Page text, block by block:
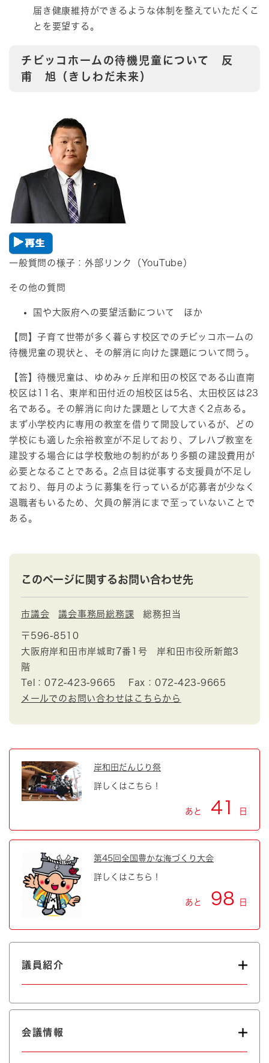
届き健康維持ができるような体制を整えていただくこ
とを要望する。
チビッコホームの待機児童について 反
甫 旭（きしわだ未来）
一般質問の様子：​外部リンク（YouTube）​
その他の質問
国や大阪府への要望活動について ほか
​【問】子育て世帯が多く暮らす校区でのチビッコホームの
待機児童の現状と、その解消に向けた課題について問う。
【答】待機児童は、ゆめみヶ丘岸和田の校区である山直南
校区は11名、東岸和田付近の旭校区は5名、太田校区は23
名である。その解消に向けた課題として大きく2点ある。
まず小学校内に専用の教室を借りて開設しているが、どの
学校にも適した余裕教室が不足しており、プレハブ教室を
建設する場合には学校敷地の制約があり多額の建設費用が
必要となることである。2点目は従事する支援員が不足し
ており、毎月のように募集を行っているが応募者が少なく
退職者もいるため、欠員の解消にまで至っていないことで
ある。
このページに関するお問い合わせ先
市議会 議会事務局総務課 総務担当
〒596-8510
大阪府岸和田市岸城町7番1号 岸和田市役所新館3
階
Tel：072-423-9665
Fax：072-423-9665
メールでのお問い合わせはこちらから
岸和田だんじり祭
詳しくはこちら！
あと 41 日
第45回全国豊かな海づくり大会
詳しくはこちら！
あと 98 日
議員紹介
会議情報